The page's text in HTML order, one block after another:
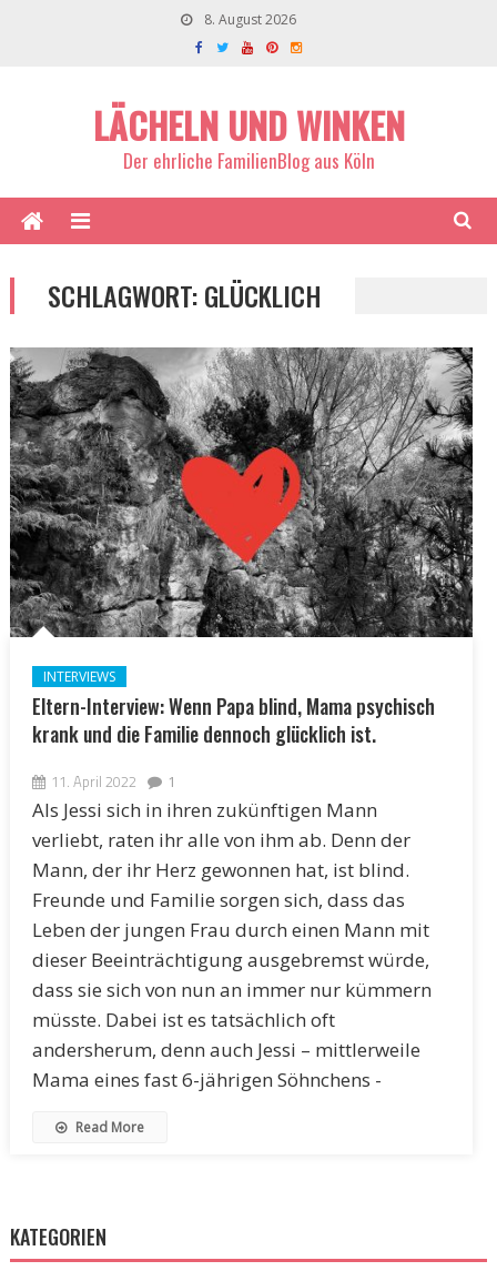
8. August 2026
LÄCHELN UND WINKEN
Der ehrliche FamilienBlog aus Köln
SCHLAGWORT:GLÜCKLICH
INTERVIEWS
Eltern-Interview: Wenn Papa blind, Mama psychisch
krank und die Familie dennoch glücklich ist.
11. April 2022 1
Als Jessi sich in ihren zukünftigen Mann
verliebt, raten ihr alle von ihm ab. Denn der
Mann, der ihr Herz gewonnen hat, ist blind.
Freunde und Familie sorgen sich, dass das
Leben der jungen Frau durch einen Mann mit
dieser Beeinträchtigung ausgebremst würde,
dass sie sich von nun an immer nur kümmern
müsste. Dabei ist es tatsächlich oft
andersherum, denn auch Jessi – mittlerweile
Mama eines fast 6-jährigen Söhnchens -
Read More
KATEGORIEN